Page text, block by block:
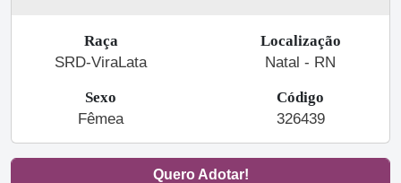
Raça
SRD-ViraLata
Localização
Natal - RN
Sexo
Fêmea
Código
326439
Quero Adotar!